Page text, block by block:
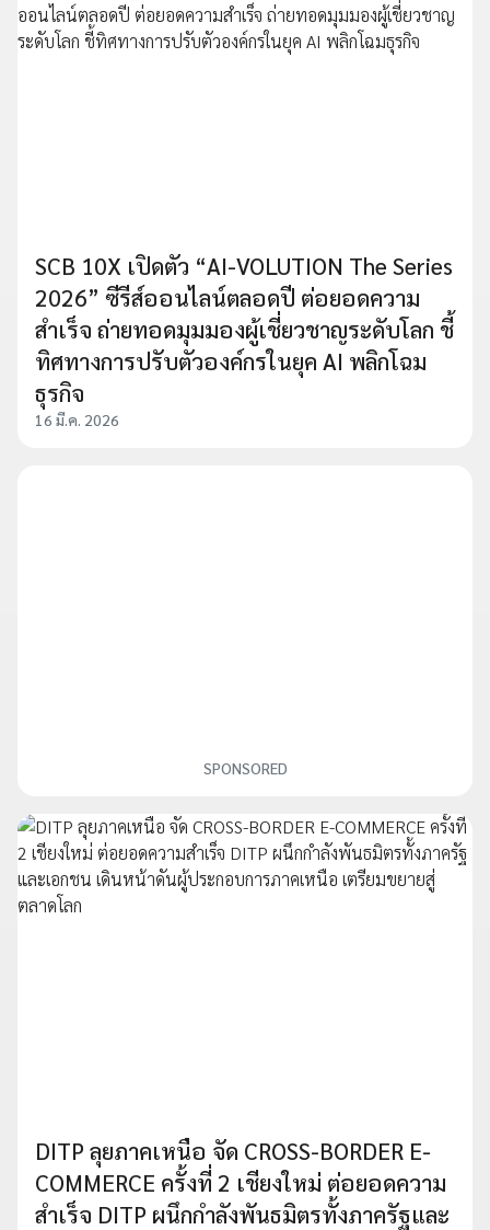
SCB 10X เปิดตัว “AI-VOLUTION The Series
2026” ซีรีส์ออนไลน์ตลอดปี ต่อยอดความ
สำเร็จ ถ่ายทอดมุมมองผู้เชี่ยวชาญระดับโลก ชี้
ทิศทางการปรับตัวองค์กรในยุค AI พลิกโฉม
ธุรกิจ
16 มี.ค. 2026
SPONSORED
DITP ลุยภาคเหนือ จัด CROSS-BORDER E-
COMMERCE ครั้งที่ 2 เชียงใหม่ ต่อยอดความ
สำเร็จ DITP ผนึกกำลังพันธมิตรทั้งภาครัฐและ